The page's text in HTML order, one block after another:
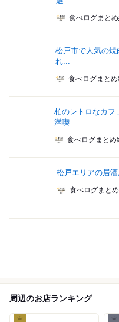
食べログまと
松戸市で人気の焼
れ...
食べログまと
柏のレトロなカフ
満喫
食べログまとめ
松戸エリアの居
食べログまと
周辺のお店ランキング